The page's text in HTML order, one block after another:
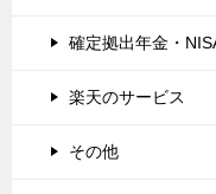
確定拠出年金・
楽天のサービス
その他